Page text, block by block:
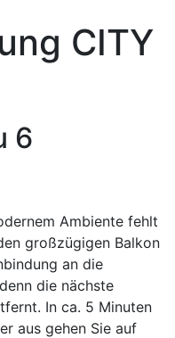
CITY
6
Ambiente fehlt
großzügigen Balkon
an die
die nächste
In ca. 5 Minuten
aus gehen Sie auf